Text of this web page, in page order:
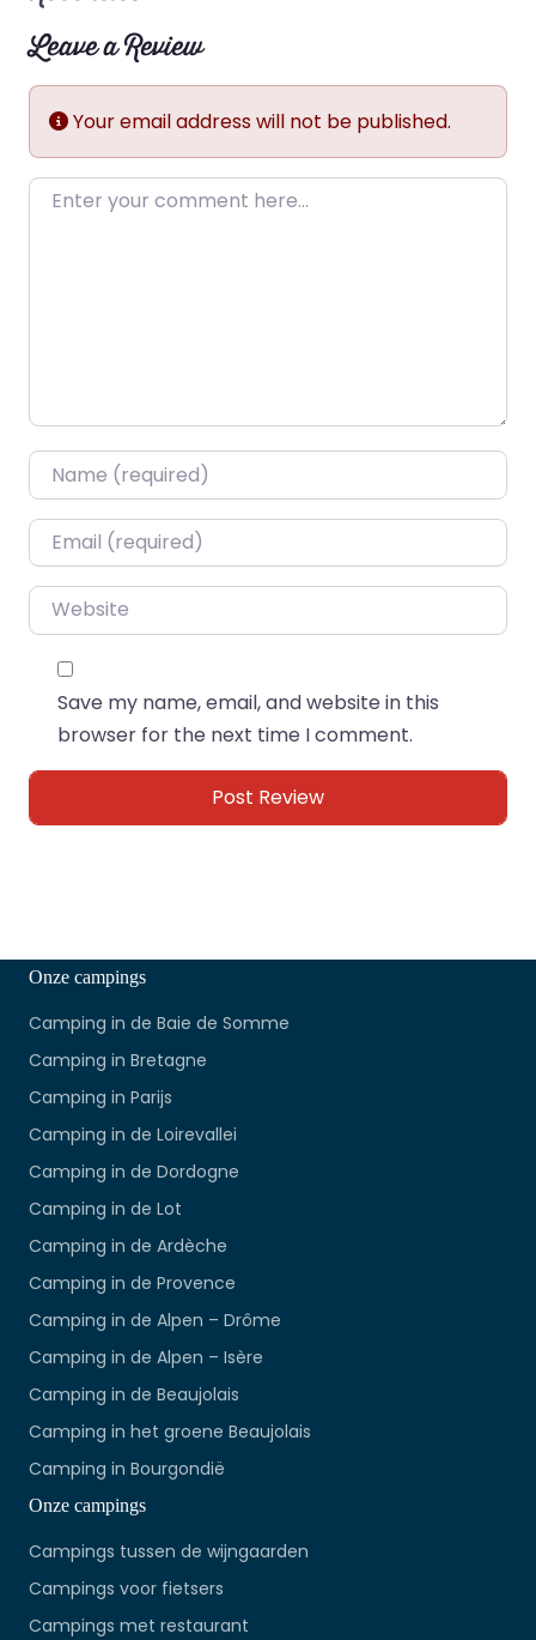
Leave a Review
Your email address will not be published.
Enter your comment here…
Name*
Email*
Website
Save my name, email, and website in this
browser for the next time I comment.
Onze campings
Camping in de Baie de Somme
Camping in Bretagne
Camping in Parijs
Camping in de Loirevallei
Camping in de Dordogne
Camping in de Lot
Camping in de Ardèche
Camping in de Provence
Camping in de Alpen – Drôme
Camping in de Alpen – Isère
Camping in de Beaujolais
Camping in het groene Beaujolais
Camping in Bourgondië
Onze campings
Campings tussen de wijngaarden
Campings voor fietsers
Campings met restaurant